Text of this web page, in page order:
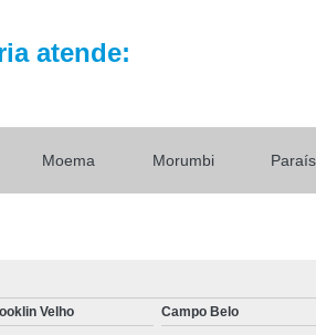
Tratamento
atende:
Moema Morumbi
Velho Campo Belo